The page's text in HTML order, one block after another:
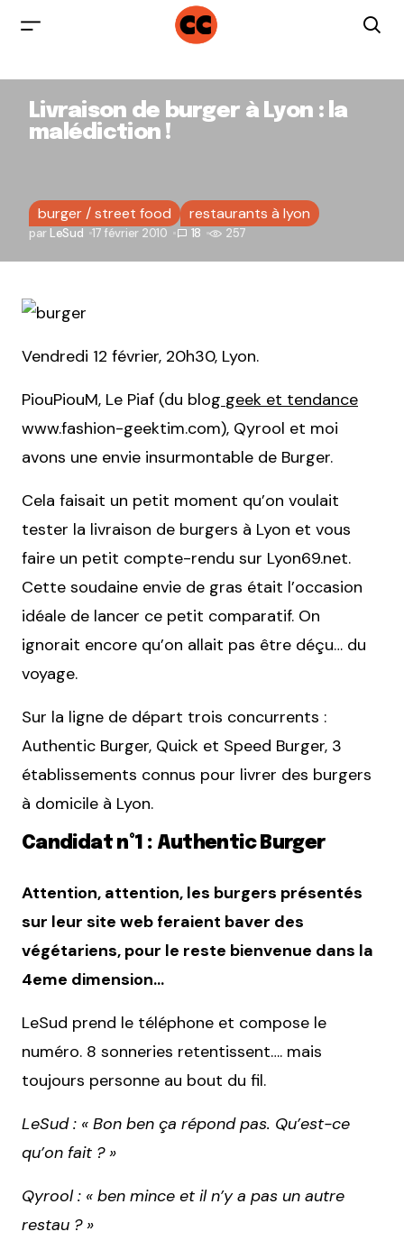
Livraison de burger à Lyon : la
malédiction !
burger / street food restaurants à lyon
par LeSud 17 février 2010 18 257
Vendredi 12 février, 20h30, Lyon.
PiouPiouM, Le Piaf (du blog geek et tendance
www.fashion-geektim.com), Qyrool et moi
avons une envie insurmontable de Burger.
Cela faisait un petit moment qu’on voulait
tester la livraison de burgers à Lyon et vous
faire un petit compte-rendu sur Lyon69.net.
Cette soudaine envie de gras était l’occasion
idéale de lancer ce petit comparatif. On
ignorait encore qu’on allait pas être déçu… du
voyage.
Sur la ligne de départ trois concurrents :
Authentic Burger, Quick et Speed Burger, 3
établissements connus pour livrer des burgers
à domicile à Lyon.
Candidat n°1 : Authentic Burger
Attention, attention, les burgers présentés
sur leur site web feraient baver des
végétariens, pour le reste bienvenue dans la
4eme dimension…
LeSud prend le téléphone et compose le
numéro. 8 sonneries retentissent…. mais
toujours personne au bout du fil.
LeSud : « Bon ben ça répond pas. Qu’est-ce
qu’on fait ? »
Qyrool : « ben mince et il n’y a pas un autre
restau ? »